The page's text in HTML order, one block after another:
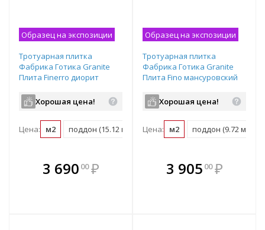
Образец на экспозиции
Тротуарная плитка
Фабрика Готика Granite
Плита Finerro диорит
600х300х60 мм
Хорошая цена!
Цена: м2 поддон (15.12 м2)
3 690 00 ₽
В комплекте
всегда выгоднее!
Образец на экспозиции
Тротуарная плитка
Фабрика Готика Granite
Плита Fino мансуровский
900х300х80 мм
Хорошая цена!
Цена: м2 поддон (9.72 м2)
В комплекте
всегда выгоднее!
3 905 00 ₽